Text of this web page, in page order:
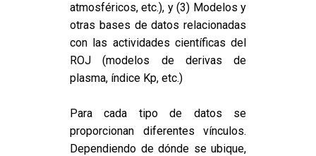
atmosféricos, etc.), y (3) Modelos y
otras bases de datos relacionadas
con las actividades científicas del
ROJ (modelos de derivas de
plasma, índice Kp, etc.)
Para cada tipo de datos se
proporcionan diferentes vínculos.
Dependiendo de dónde se ubique,